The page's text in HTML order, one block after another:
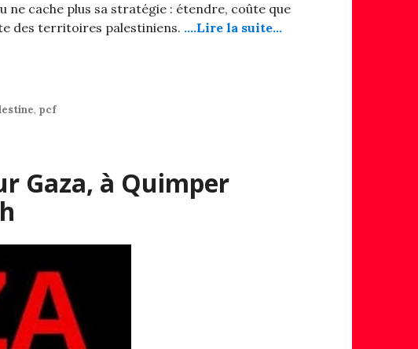
ne cache plus sa stratégie : étendre, coûte que
des territoires palestiniens. ….Lire la suite…
, pcf
Gaza, à Quimper